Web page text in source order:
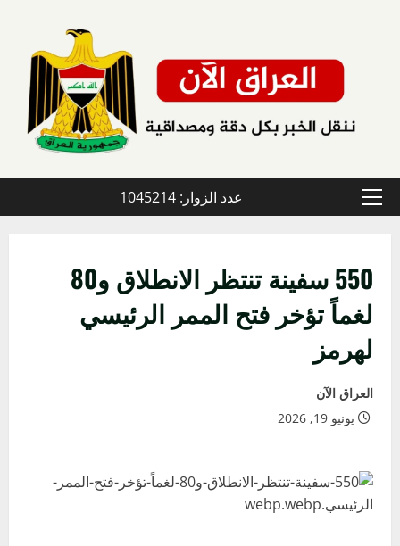
القائمة
عدد الزوار: 1045214
550 سفينة تنتظر الانطلاق و80
لغماً تؤخر فتح الممر الرئيسي
لهرمز
العراق الآن
يونيو 19, 2026